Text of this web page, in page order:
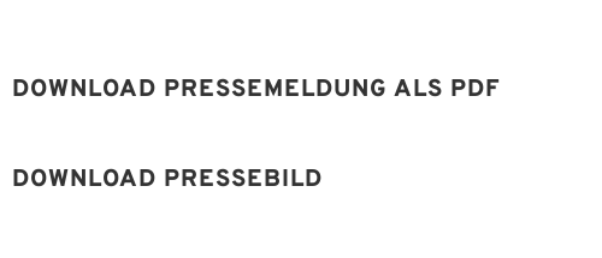
DOWNLOAD PRESSEMELDUNG ALS PDF
DOWNLOAD PRESSEBILD